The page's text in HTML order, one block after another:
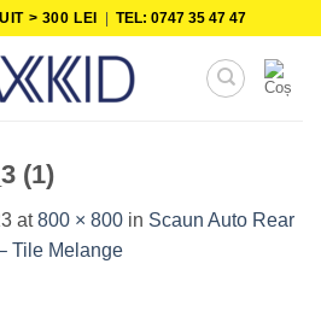
> 300 LEI |TEL: 0747 35 47 47
(1)
at800 × 800 in Scaun Auto Rear
Tile Melange